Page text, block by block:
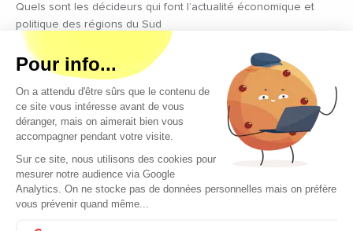
Quels sont les décideurs qui font l’actualité économique et
politique des régions du Sud
Copyright © 2026 - Tous droits réservés
Qui sommes-nous ?
Contact